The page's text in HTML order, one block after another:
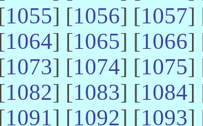
1055] [1056] [1057]
1064] [1065] [1066]
1073] [1074] [1075]
1082] [1083] [1084]
1091] [1092] [1093]